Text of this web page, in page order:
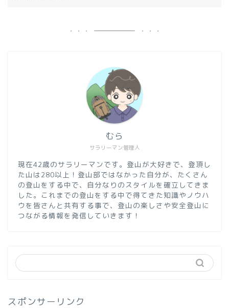
サラリーマン管理人
むら
現在42歳のサラリーマンです。登山が大好きで、登頂し
た山は280以上！登山部ではなかった自分が、たくさん
の登山をする中で、自分なりのスタイルを確立してきま
した。これまでの登山をする中で得てきた知識やノウハ
ウを皆さんと共有する事で、登山の楽しさや安全登山に
つながる情報を発信していきます！
スポンサーリンク